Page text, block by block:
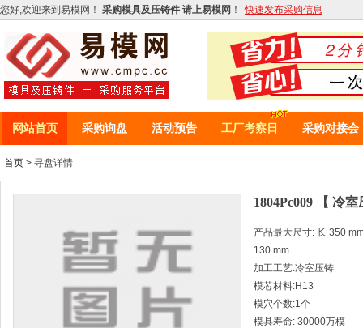
您好,欢迎来到易模网！ 采购模具及压铸件 请上易模网 ！ 快速发布采购信息
网站首页 采购询盘 活动预告 工厂考察日 采购对接会
首页 > 寻盘详情
1804Pc009 【 冷
产品最大尺寸: 长 350
130 mm
加工工艺:冷室压铸
模芯材料:H13
模穴个数:1个
模具寿命: 30000万模